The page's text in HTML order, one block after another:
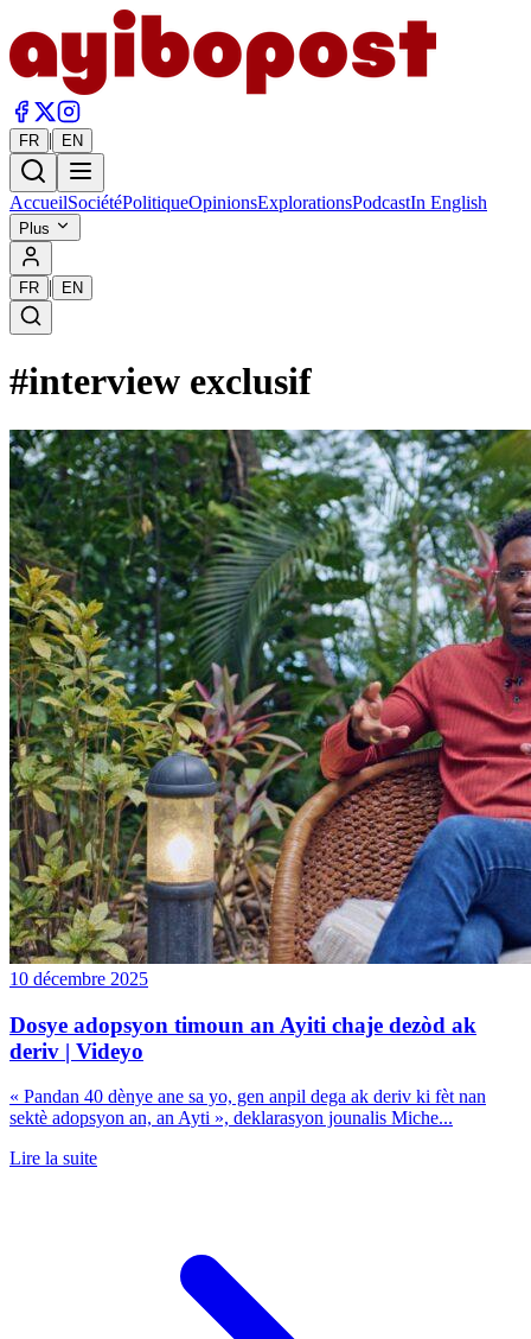
FR | EN
AccueilSociétéPolitiqueOpinionsExplorationsPodcastIn English
Plus
FR | EN
#interview exclusif
10 décembre 2025
Dosye adopsyon timoun an Ayiti chaje dezòd ak
deriv | Videyo
« Pandan 40 dènye ane sa yo, gen anpil dega ak deriv ki fèt nan
sektè adopsyon an, an Ayti », deklarasyon jounalis Miche...
Lire la suite